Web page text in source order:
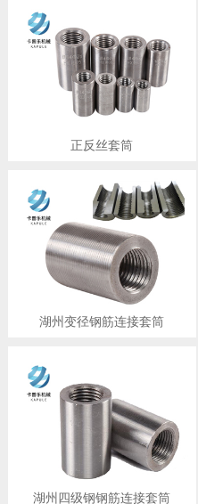
正反丝套筒
湖州变径钢筋连接套筒
湖州四级钢钢筋连接套筒